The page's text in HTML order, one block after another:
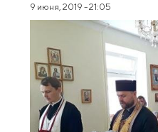
9 июня, 2019 - 21:05